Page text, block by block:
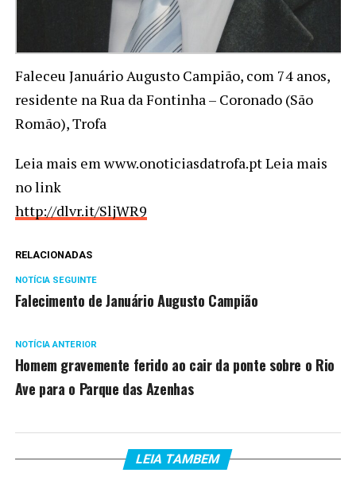
Faleceu Januário Augusto Campião, com 74 anos,
residente na Rua da Fontinha – Coronado (São
Romão), Trofa
Leia mais em www.onoticiasdatrofa.pt Leia mais
no link
http://dlvr.it/SljWR9
RELACIONADAS
NOTÍCIA SEGUINTE
Falecimento de Januário Augusto Campião
NOTÍCIA ANTERIOR
Homem gravemente ferido ao cair da ponte sobre o Rio
Ave para o Parque das Azenhas
LEIA TAMBEM